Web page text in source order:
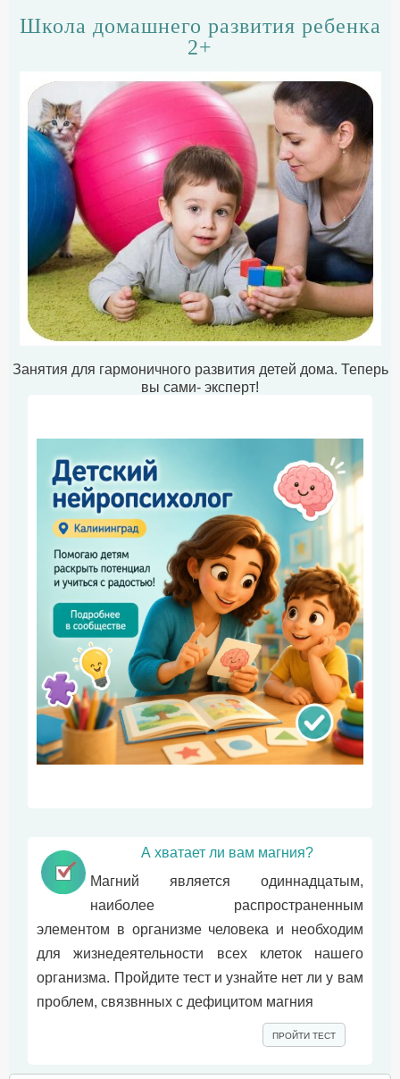
Школа домашнего развития ребенка
2+
Занятия для гармоничного развития детей дома. Теперь
вы сами- эксперт!
А хватает ли вам магния?
Магний является одиннадцатым,
наиболее распространенным
элементом в организме человека и необходим
для жизнедеятельности всех клеток нашего
организма. Пройдите тест и узнайте нет ли у вам
проблем, связвнных с дефицитом магния
ПРОЙТИ ТЕСТ